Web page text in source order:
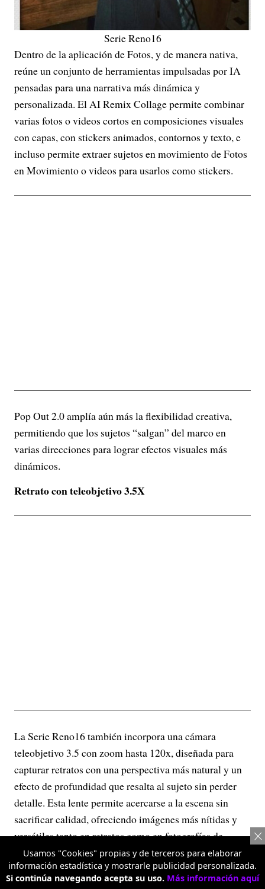
Serie Reno16
Dentro de la aplicación de Fotos, y de manera nativa,
reúne un conjunto de herramientas impulsadas por IA
pensadas para una narrativa más dinámica y
personalizada. El AI Remix Collage permite combinar
varias fotos o videos cortos en composiciones visuales
con capas, con stickers animados, contornos y texto, e
incluso permite extraer sujetos en movimiento de Fotos
en Movimiento o videos para usarlos como stickers.
Pop Out 2.0 amplía aún más la flexibilidad creativa,
permitiendo que los sujetos “salgan” del marco en
varias direcciones para lograr efectos visuales más
dinámicos.
Retrato con teleobjetivo 3.5X
La Serie Reno16 también incorpora una cámara
teleobjetivo 3.5 con zoom hasta 120x, diseñada para
capturar retratos con una perspectiva más natural y un
efecto de profundidad que resalta al sujeto sin perder
detalle. Esta lente permite acercarse a la escena sin
sacrificar calidad, ofreciendo imágenes más nítidas y
versátiles tanto en retratos como en fotografías de
objetos o escenarios distantes.
Usamos "Cookies" propias y de terceros para elaborar
información estadística y mostrarle publicidad personalizada.
Si continúa navegando acepta su uso. Más información aquí